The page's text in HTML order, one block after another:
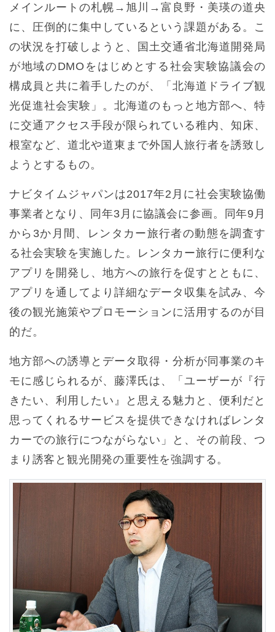
メインルートの札幌→旭川→富良野・美瑛の道央
に、圧倒的に集中しているという課題がある。こ
の状況を打破しようと、国土交通省北海道開発局
が地域のDMOをはじめとする社会実験協議会の
構成員と共に着手したのが、「北海道ドライブ観
光促進社会実験」。北海道のもっと地方部へ、特
に交通アクセス手段が限られている稚内、知床、
根室など、道北や道東まで外国人旅行者を誘致し
ようとするもの。
ナビタイムジャパンは2017年2月に社会実験協働
事業者となり、同年3月に協議会に参画。同年9月
から3か月間、レンタカー旅行者の動態を調査す
る社会実験を実施した。レンタカー旅行に便利な
アプリを開発し、地方への旅行を促すとともに、
アプリを通してより詳細なデータ収集を試み、今
後の観光施策やプロモーションに活用するのが目
的だ。
地方部への誘導とデータ取得・分析が同事業のキ
モに感じられるが、藤澤氏は、「ユーザーが『行
きたい、利用したい』と思える魅力と、便利だと
思ってくれるサービスを提供できなければレンタ
カーでの旅行につながらない」と、その前段、つ
まり誘客と観光開発の重要性を強調する。